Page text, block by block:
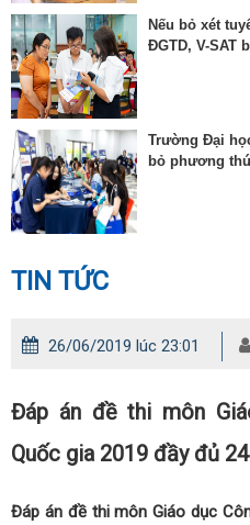
Nếu bỏ xét
ĐGTD, V-SAT
Trường Đại
bỏ phương
TIN TỨC
26/06/2019 lúc 23:01
Đáp án đề thi môn
Quốc gia 2019 đầy đủ
Đáp án đề thi môn Giáo dục